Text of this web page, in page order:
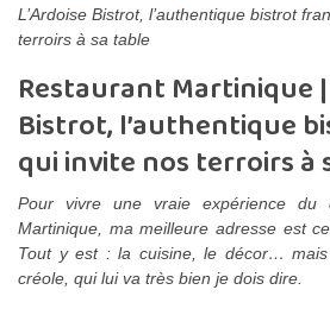
L’Ardoise Bistrot, l’authentique bistrot
terroirs à sa table
Restaurant Martinique |
Bistrot, l’authentique
qui invite nos terroirs à
Pour vivre une vraie expérience du
Martinique, ma meilleure adresse est
Tout y est : la cuisine, le décor…
créole, qui lui va très bien je dois dire.